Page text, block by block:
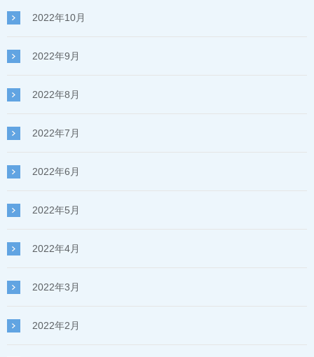
2022年10月
2022年9月
2022年8月
2022年7月
2022年6月
2022年5月
2022年4月
2022年3月
2022年2月